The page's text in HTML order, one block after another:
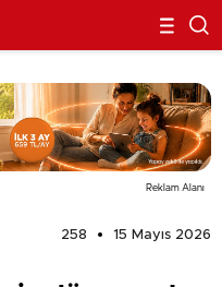
Reklam Alanı
258
15 Mayıs 2026